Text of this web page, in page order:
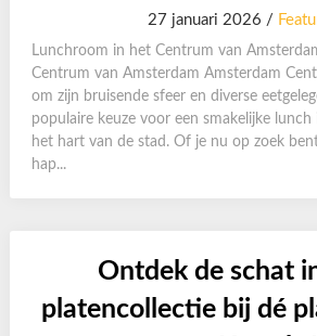
27 januari 2026 /
Lunchroom in het Centrum van
Centrum van Amsterdam Amsterdam
om zijn bruisende sfeer en diverse
populaire keuze voor een smakelijke
het hart van de stad. Of je nu op zoek
hap...
Ontdek de schat
platencollectie bij dé